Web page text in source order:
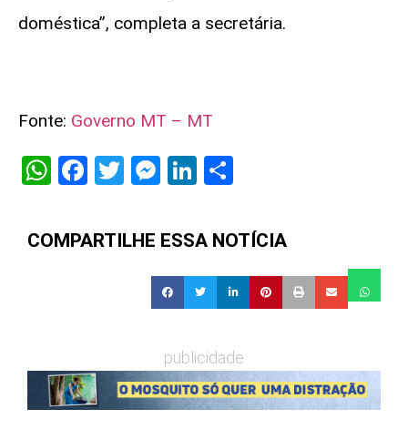
doméstica”, completa a secretária.
Fonte: Governo MT – MT
WhatsApp
Facebook
Twitter
Messenger
LinkedIn
COMPARTILHE ESSA NOTÍCIA
publicidade